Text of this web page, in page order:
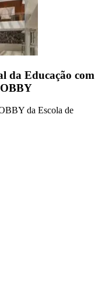
da Educação com
da Escola de